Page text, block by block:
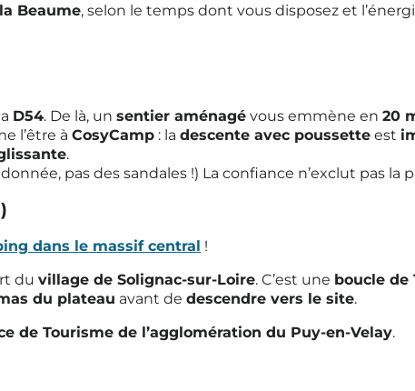
Beaume, selon le temps dont vous disposez et
D54. De là, un sentier aménagé vous emmène en 20
l’être à CosyCamp : la descente avec poussette est
.
pas des sandales !) La confiance n’exclut pas la
dans le massif central !
du village de Solignac-sur-Loire. C’est une boucle de
du plateau avant de descendre vers le site.
de Tourisme de l’agglomération du Puy-en-Velay.